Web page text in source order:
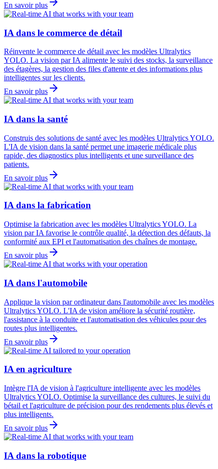
En savoir plus
IA dans le commerce de détail
Réinvente le commerce de détail avec les modèles Ultralytics
YOLO. La vision par IA alimente le suivi des stocks, la surveillance
des étagères, la gestion des files d'attente et des informations plus
intelligentes sur les clients.
En savoir plus
IA dans la santé
Construis des solutions de santé avec les modèles Ultralytics YOLO.
L'IA de vision dans la santé permet une imagerie médicale plus
rapide, des diagnostics plus intelligents et une surveillance des
patients.
En savoir plus
IA dans la fabrication
Optimise la fabrication avec les modèles Ultralytics YOLO. La
vision par IA favorise le contrôle qualité, la détection des défauts, la
conformité aux EPI et l'automatisation des chaînes de montage.
En savoir plus
IA dans l'automobile
Applique la vision par ordinateur dans l'automobile avec les modèles
Ultralytics YOLO. L'IA de vision améliore la sécurité routière,
l'assistance à la conduite et l'automatisation des véhicules pour des
routes plus intelligentes.
En savoir plus
IA en agriculture
Intègre l'IA de vision à l'agriculture intelligente avec les modèles
Ultralytics YOLO. Optimise la surveillance des cultures, le suivi du
bétail et l'agriculture de précision pour des rendements plus élevés et
plus intelligents.
En savoir plus
IA dans la robotique